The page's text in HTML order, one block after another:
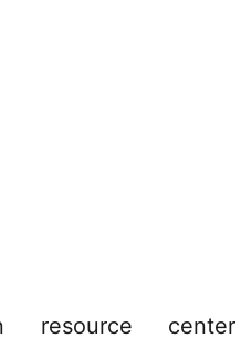
resource center